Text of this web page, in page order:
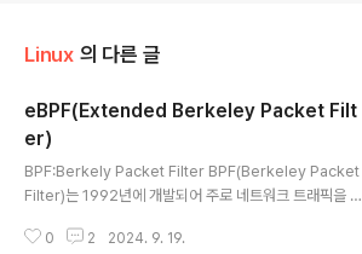
Linux 의 다른 글
eBPF(Extended Berkeley Packet Filt
er)
BPF:Berkely Packet Filter BPF(Berkeley Packet
Filter)는 1992년에 개발되어 주로 네트워크 트래픽을 필
PF의 주요 기능은 네트워크 패킷을 효율적으로 필터링하
0 2 2024. 9. 19.